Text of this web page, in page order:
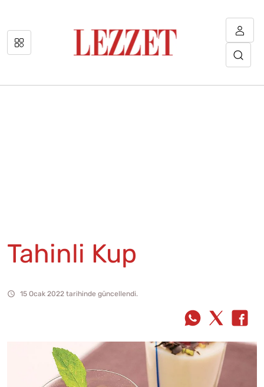
Tahinli Kup
15 Ocak 2022 tarihinde güncellendi.